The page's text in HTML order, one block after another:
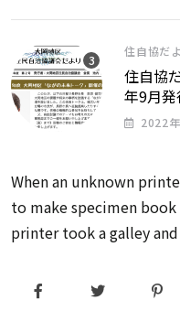
住自協だ
住自協
年9月
2022
When an unknown
to make specimen
printer took a galley